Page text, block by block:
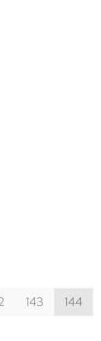
143 144